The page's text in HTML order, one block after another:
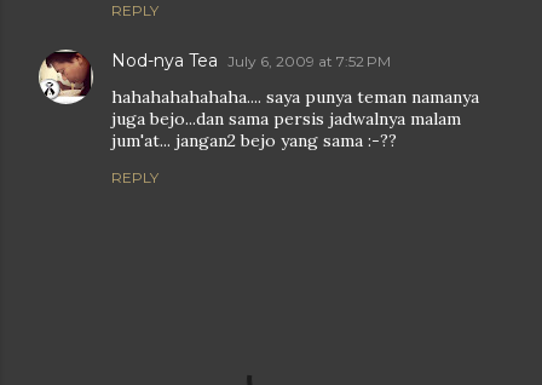
REPLY
Nod-nya Tea July 6, 2009 at 7:52 PM
hahahahahahaha.... saya punya teman namanya
juga bejo...dan sama persis jadwalnya malam
jum'at... jangan2 bejo yang sama :-??
REPLY